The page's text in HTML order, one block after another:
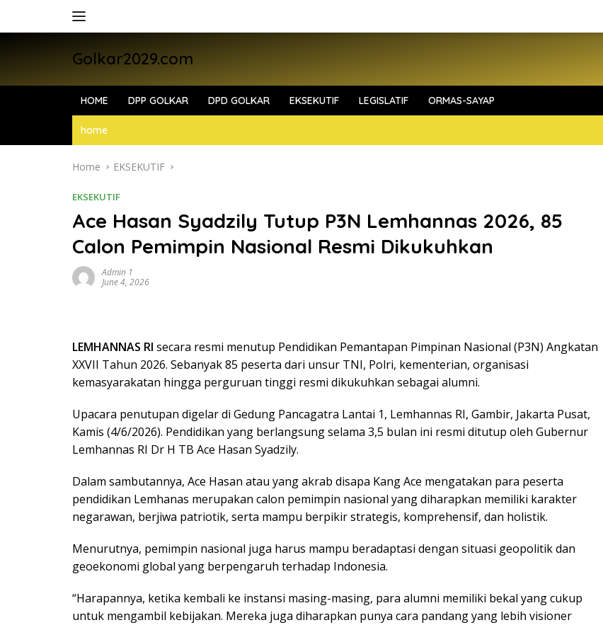
Golkar2029.com
HOME DPP GOLKAR DPD GOLKAR EKSEKUTIF LEGISLATIF ORMAS-SAYAP
home
Home EKSEKUTIF
EKSEKUTIF
Ace Hasan Syadzily Tutup P3N Lemhannas 2026, 85
Calon Pemimpin Nasional Resmi Dikukuhkan
Admin 1
June 4, 2026
LEMHANNAS RI secara resmi menutup Pendidikan Pemantapan Pimpinan Nasional (P3N) Angkatan
XXVII Tahun 2026. Sebanyak 85 peserta dari unsur TNI, Polri, kementerian, organisasi
kemasyarakatan hingga perguruan tinggi resmi dikukuhkan sebagai alumni.
Upacara penutupan digelar di Gedung Pancagatra Lantai 1, Lemhannas RI, Gambir, Jakarta Pusat,
Kamis (4/6/2026). Pendidikan yang berlangsung selama 3,5 bulan ini resmi ditutup oleh Gubernur
Lemhannas RI Dr H TB Ace Hasan Syadzily.
Dalam sambutannya, Ace Hasan atau yang akrab disapa Kang Ace mengatakan para peserta
pendidikan Lemhanas merupakan calon pemimpin nasional yang diharapkan memiliki karakter
negarawan, berjiwa patriotik, serta mampu berpikir strategis, komprehensif, dan holistik.
Menurutnya, pemimpin nasional juga harus mampu beradaptasi dengan situasi geopolitik dan
geoekonomi global yang berpengaruh terhadap Indonesia.
“Harapannya, ketika kembali ke instansi masing-masing, para alumni memiliki bekal yang cukup
untuk mengambil kebijakan. Mereka juga diharapkan punya cara pandang yang lebih visioner